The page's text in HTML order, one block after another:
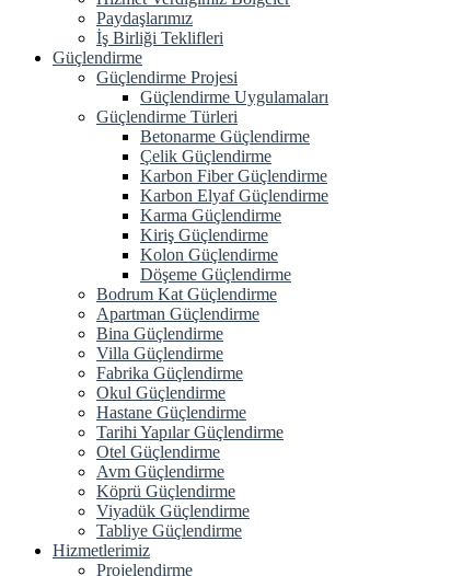
Paydaşlarımız
İş Birliği Teklifleri
Güçlendirme
Güçlendirme Projesi
Güçlendirme Uygulamaları
Güçlendirme Türleri
Betonarme Güçlendirme
Çelik Güçlendirme
Karbon Fiber Güçlendirme
Karbon Elyaf Güçlendirme
Karma Güçlendirme
Kiriş Güçlendirme
Kolon Güçlendirme
Döşeme Güçlendirme
Bodrum Kat Güçlendirme
Apartman Güçlendirme
Bina Güçlendirme
Villa Güçlendirme
Fabrika Güçlendirme
Okul Güçlendirme
Hastane Güçlendirme
Tarihi Yapılar Güçlendirme
Otel Güçlendirme
Avm Güçlendirme
Köprü Güçlendirme
Viyadük Güçlendirme
Tabliye Güçlendirme
Hizmetlerimiz
Projelendirme